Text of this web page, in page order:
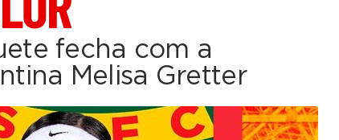
fecha com a
Melisa Gretter